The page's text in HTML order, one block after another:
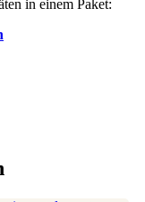
in einem Paket: